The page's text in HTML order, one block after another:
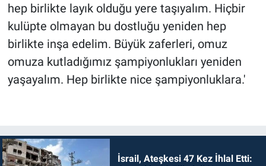
hep birlikte layık olduğu yere taşıyalım. Hiçbir
kulüpte olmayan bu dostluğu yeniden hep
birlikte inşa edelim. Büyük zaferleri, omuz
omuza kutladığımız şampiyonlukları yeniden
yaşayalım. Hep birlikte nice şampiyonluklara.'
İsrail, Ateşkesi 47 Kez İhlal Etti: